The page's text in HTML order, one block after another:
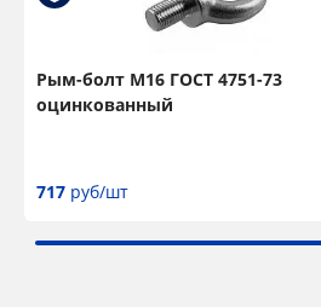
Рым-болт М16 ГОСТ 4751-73
оцинкованный
717 руб/шт